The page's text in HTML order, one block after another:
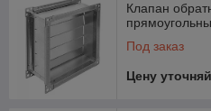
Клапан
Под заказ
Цену